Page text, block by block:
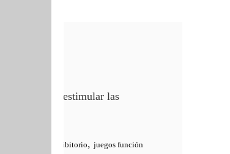
para estimular las
juego control inhibitorio,juegos función